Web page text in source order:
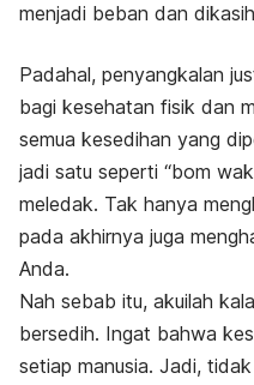
menjadi beban dan
Padahal, penyangkalan
bagi kesehatan fisik dan
semua kesedihan yang
jadi satu seperti “bom
meledak. Tak hanya
pada akhirnya juga
Anda.
Nah sebab itu, akuilah
bersedih. Ingat bahwa
setiap manusia. Jadi,